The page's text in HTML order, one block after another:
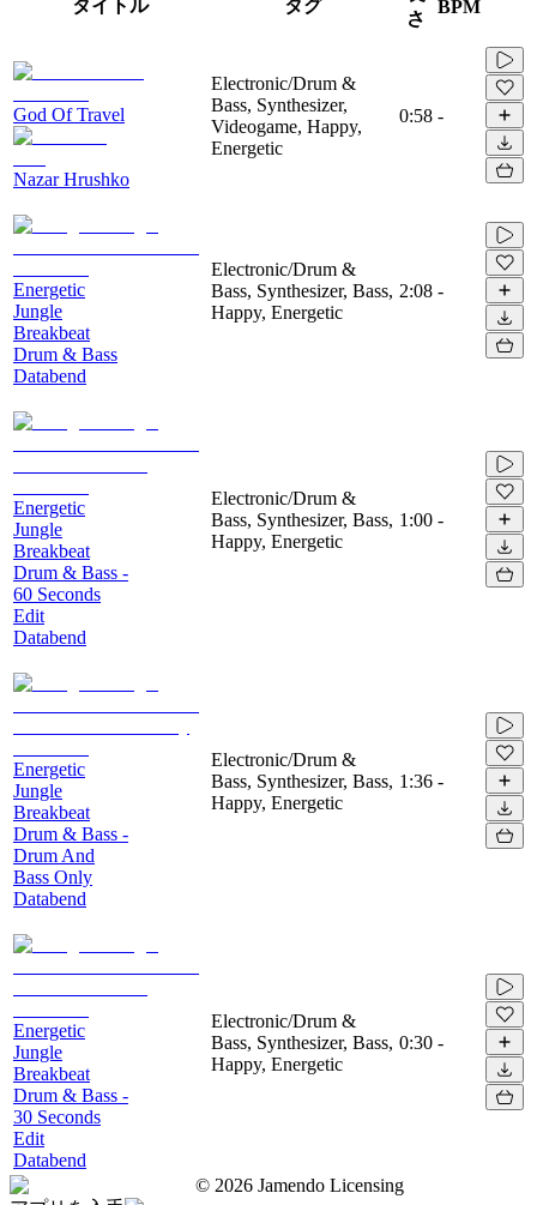
タイトル タグ
さ
BPM
God Of Travel
Nazar Hrushko
Electronic/Drum &
Bass, Synthesizer,
Videogame, Happy,
Energetic
0:58 -
Energetic
Jungle
Breakbeat
Drum & Bass
Databend
Electronic/Drum &
Bass, Synthesizer, Bass,
Happy, Energetic
2:08 -
Energetic
Jungle
Breakbeat
Drum & Bass -
60 Seconds
Edit
Databend
Electronic/Drum &
Bass, Synthesizer, Bass,
Happy, Energetic
1:00 -
Energetic
Jungle
Breakbeat
Drum & Bass -
Drum And
Bass Only
Databend
Electronic/Drum &
Bass, Synthesizer, Bass,
Happy, Energetic
1:36 -
Energetic
Jungle
Breakbeat
Drum & Bass -
30 Seconds
Edit
Databend
Electronic/Drum &
Bass, Synthesizer, Bass,
Happy, Energetic
0:30 -
© 2026 Jamendo Licensing